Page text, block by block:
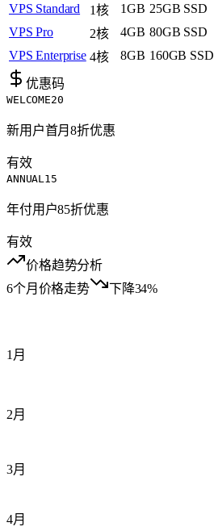
VPS Standard
1核 1GB 25GB SSD
VPS Pro 2核 4GB 80GB SSD
VPS Enterprise 4核 8GB 160GB SSD
优惠码
WELCOME20
新用户首月8折优惠
有效
ANNUAL15
年付用户85折优惠
有效
价格趋势分析
6个月价格走势
下降34%
1月
2月
3月
4月